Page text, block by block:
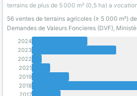
terrains de plus de 5 000 m² (0,5 ha) a
56 ventes de terrains agricoles (≥ 5 000 m²)
Demandes de Valeurs Foncieres (DVF),
2024
2023
2022
2021
2019
2018
2017